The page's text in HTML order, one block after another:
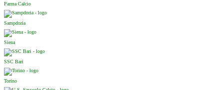
Parma Calcio
Sampdoria
Siena
SSC Bari
Torino